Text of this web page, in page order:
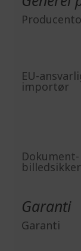
EU-
importør
Garanti
Garanti